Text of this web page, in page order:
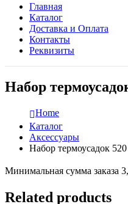
Главная
Каталог
Доставка и Оплата
Контакты
Реквизиты
Набор
Home
Каталог
Аксессуары
Набор термоусадок
Минимальная сумма заказа
Related products